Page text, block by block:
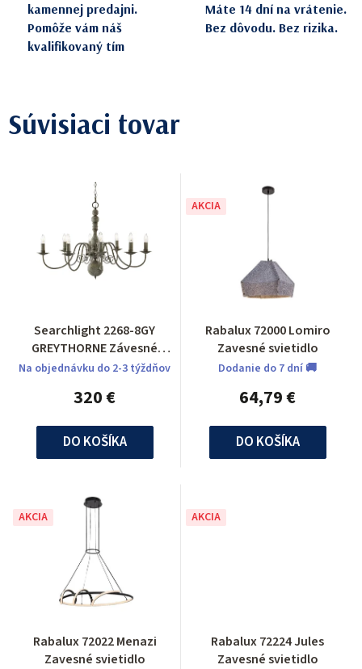
kamennej predajni.
Pomôže vám náš
kvalifikovaný tím
Máte 14 dní na vrátenie.
Bez dôvodu. Bez rizika.
Súvisiaci tovar
Searchlight 2268-8GY
GREYTHORNE Závesné
svietidlo
Na objednávku do 2-3 týždňov
320 €
DO KOŠÍKA
AKCIA
Rabalux 72000 Lomiro
Zavesné svietidlo
Dodanie do 7 dní 🚚
64,79 €
DO KOŠÍKA
AKCIA
Rabalux 72022 Menazi
Zavesné svietidlo
AKCIA
Rabalux 72224 Jules
Zavesné svietidlo